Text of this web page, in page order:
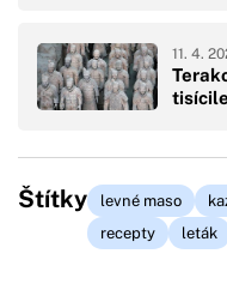
11. 4.
Štítky levné maso
recepty
leták